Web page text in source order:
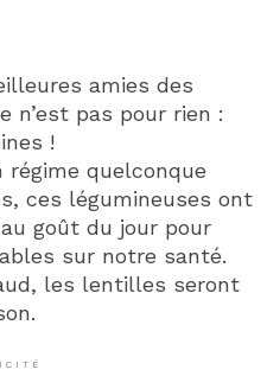
amies des
n’est pas pour rien :
!
régime quelconque
ces légumineuses ont
goût du jour pour
sur notre santé.
les lentilles seront